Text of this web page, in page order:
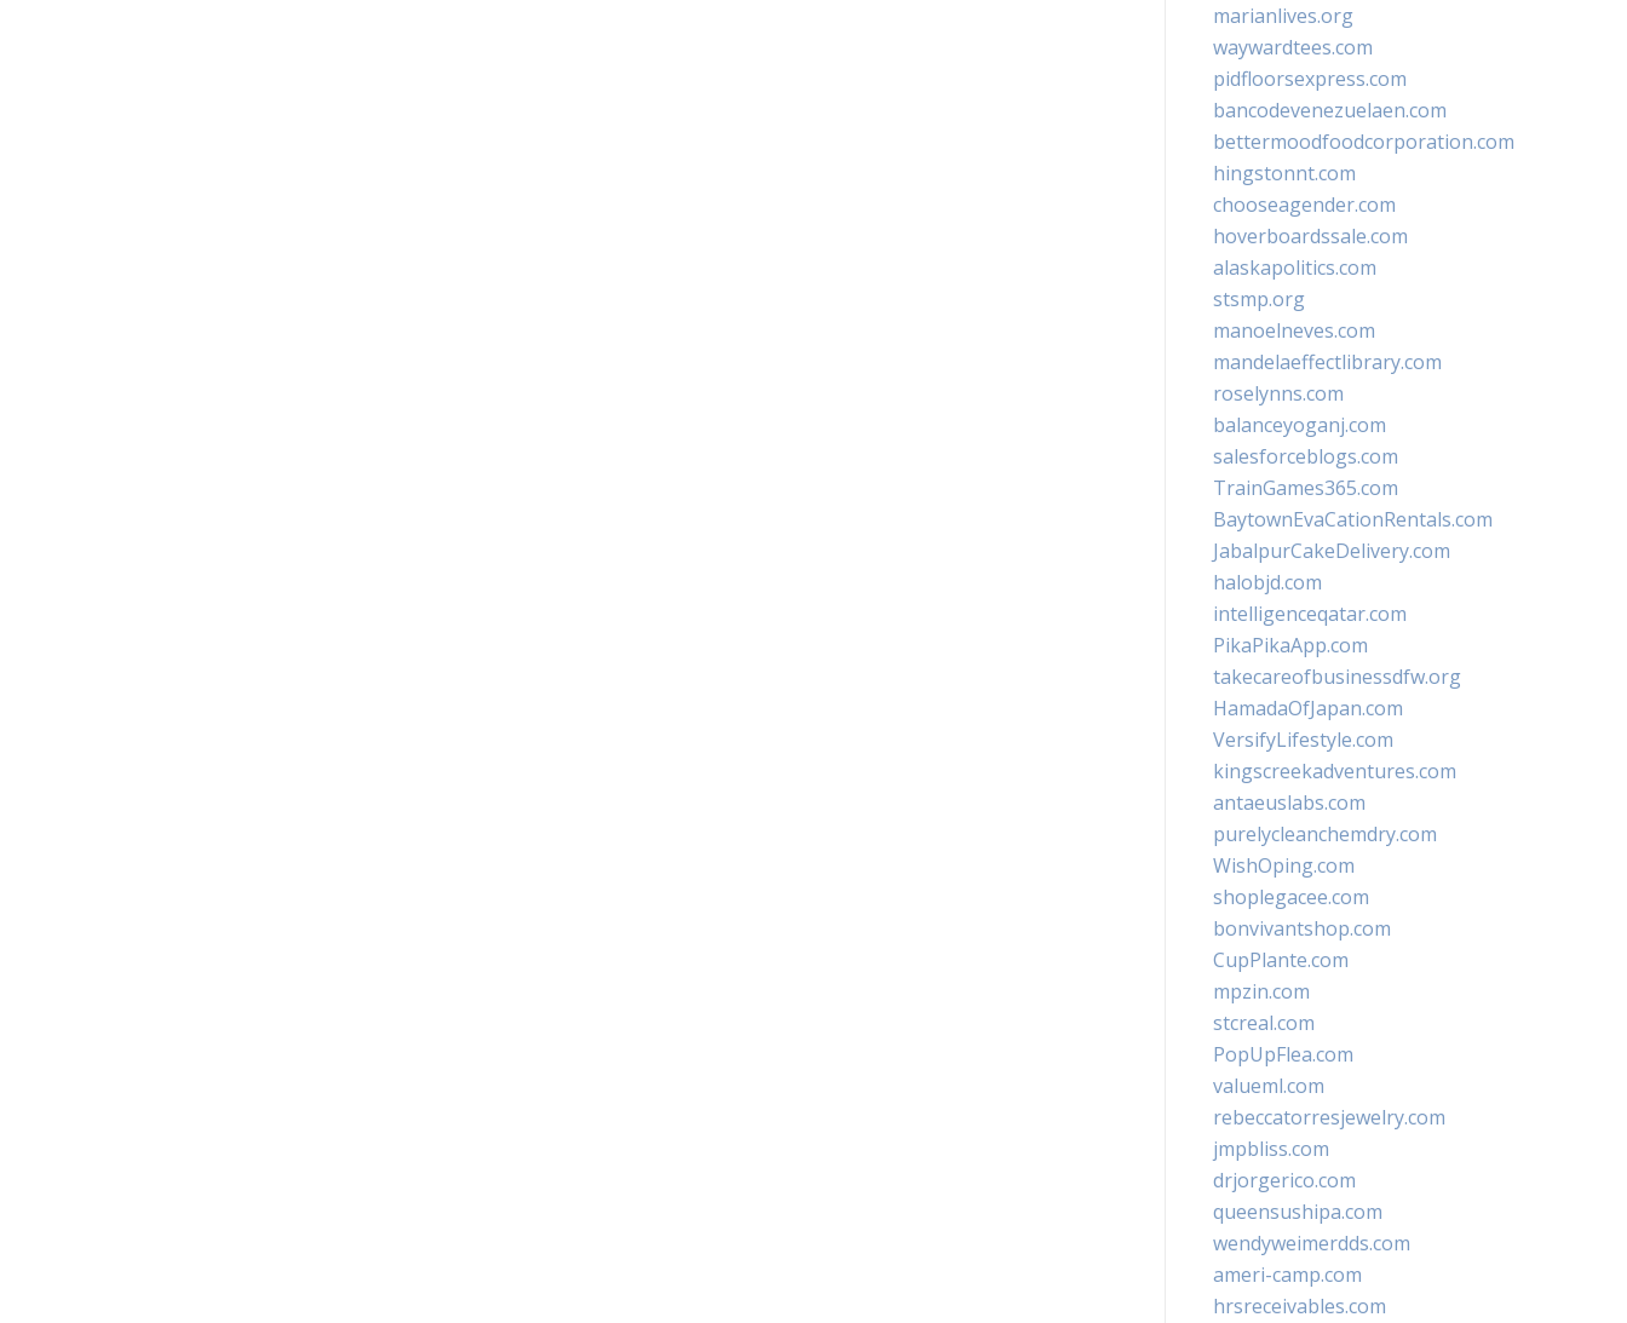
marianlives.org
waywardtees.com
pidfloorsexpress.com
bancodevenezuelaen.com
bettermoodfoodcorporation.com
hingstonnt.com
chooseagender.com
hoverboardssale.com
alaskapolitics.com
stsmp.org
manoelneves.com
mandelaeffectlibrary.com
roselynns.com
balanceyoganj.com
salesforceblogs.com
TrainGames365.com
BaytownEvaCationRentals.com
JabalpurCakeDelivery.com
halobjd.com
intelligenceqatar.com
PikaPikaApp.com
takecareofbusinessdfw.org
HamadaOfJapan.com
VersifyLifestyle.com
kingscreekadventures.com
antaeuslabs.com
purelycleanchemdry.com
WishOping.com
shoplegacee.com
bonvivantshop.com
CupPlante.com
mpzin.com
stcreal.com
PopUpFlea.com
valueml.com
rebeccatorresjewelry.com
jmpbliss.com
drjorgerico.com
queensushipa.com
wendyweimerdds.com
ameri-camp.com
hrsreceivables.com